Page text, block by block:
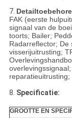
7.
FAK (eerste
signaal van de
toorts; Bailer;
Radarreflector; De
visserijuitrusting;
8. Specificatie:
GROOTTE EN